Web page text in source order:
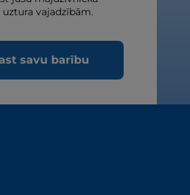
vajadzībām.
savu barību